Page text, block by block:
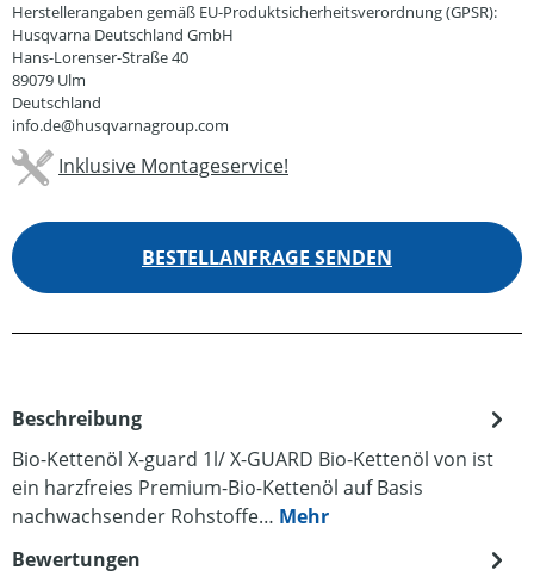
Herstellerangaben gemäß EU-Produktsicherheitsverordnung (GPSR):
Husqvarna Deutschland GmbH
Hans-Lorenser-Straße 40
89079 Ulm
Deutschland
info.de@husqvarnagroup.com
Inklusive Montageservice!
BESTELLANFRAGE SENDEN
Beschreibung
Bio-Kettenöl X-guard 1l/ X-GUARD Bio-Kettenöl von ist
ein harzfreies Premium-Bio-Kettenöl auf Basis
nachwachsender Rohstoffe… Mehr
Bewertungen